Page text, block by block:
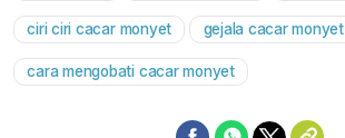
ciri ciri cacar monyet gejala cacar monyet
cara mengobati cacar monyet